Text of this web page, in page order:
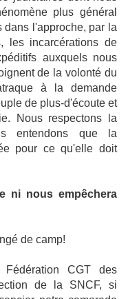
plus général
dans l'approche, par la
les incarcérations de
auxquels nous
de la volonté du
à la demande
de plus-d'écoute et
Nous respectons la
entendons que la
pour ce qu'elle doit
ni nous empêchera
de camp!
CGT des
de la SNCF, si